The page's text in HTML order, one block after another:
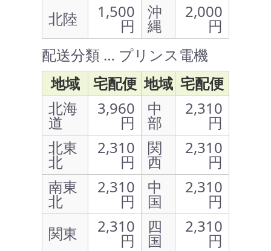
北陸
1,500
円
沖
縄
2,000
円
配送分類 … プリンス電機
地域
宅配便 地域 宅配便
北海
道
3,960
円
中
部
2,310
円
北東
北
2,310
円
関
西
2,310
円
南東
北
2,310
円
中
国
2,310
円
関東
2,310
円
四
国
2,310
円